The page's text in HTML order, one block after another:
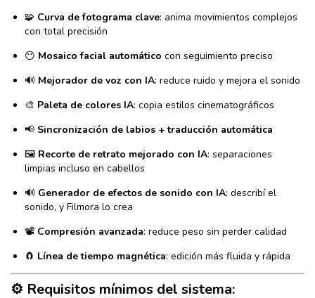
🧩 Curva de fotograma clave: anima movimientos complejos
con total precisión
😶 Mosaico facial automático con seguimiento preciso
🔊 Mejorador de voz con IA: reduce ruido y mejora el sonido
🎨 Paleta de colores IA: copia estilos cinematográficos
📢 Sincronización de labios + traducción automática
🖼️ Recorte de retrato mejorado con IA: separaciones
limpias incluso en cabellos
🔊 Generador de efectos de sonido con IA: describí el
sonido, y Filmora lo crea
📽️ Compresión avanzada: reduce peso sin perder calidad
🧲 Línea de tiempo magnética: edición más fluida y rápida
⚙️ Requisitos mínimos del sistema: